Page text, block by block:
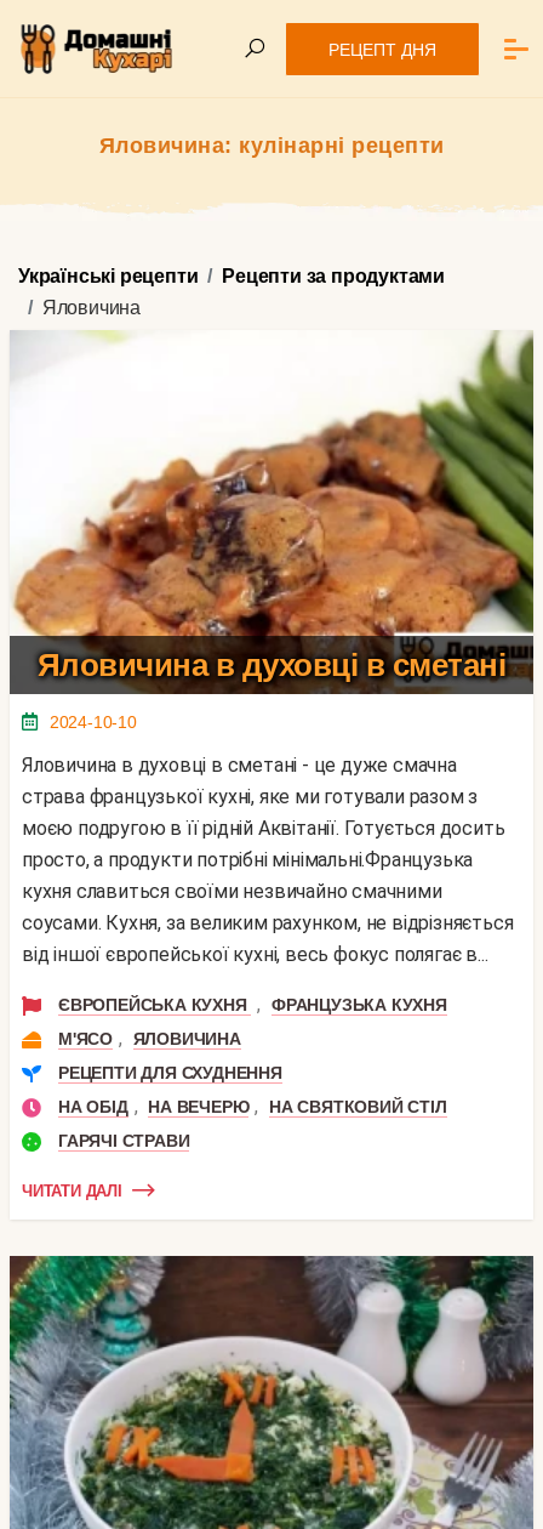
РЕЦЕПТ ДНЯ
Яловичина: кулінарні рецепти
Українські рецепти
Рецепти за продуктами
Яловичина
Яловичина в духовці в сметані
2024-10-10
Яловичина в духовці в сметані - це дуже смачна
страва французької кухні, яке ми готували разом з
моєю подругою в її рідній Аквітанії. Готується досить
просто, а продукти потрібні мінімальні.Французька
кухня славиться своїми незвичайно смачними
соусами. Кухня, за великим рахунком, не відрізняється
від іншої європейської кухні, весь фокус полягає в...
ЄВРОПЕЙСЬКА КУХНЯ ,
ФРАНЦУЗЬКА КУХНЯ
М'ЯСО ,
ЯЛОВИЧИНА
РЕЦЕПТИ ДЛЯ СХУДНЕННЯ
НА ОБІД , НА ВЕЧЕРЮ ,
НА СВЯТКОВИЙ СТІЛ
ГАРЯЧІ СТРАВИ
ЧИТАТИ ДАЛІ